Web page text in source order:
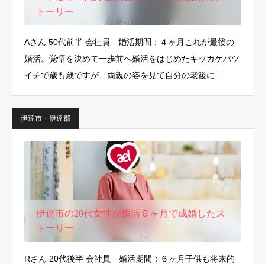
トーリー
Aさん 50代前半 会社員 婚活期間：４ヶ月これが最後の
婚活。覚悟を決めて一歩前へ婚活をはじめたキッカケバツ
イチで歳も歳ですが、両親の姿を見て自分の老後に…
伊達市・伊達郡
伊達市の20代女性が婚活６ヶ月で成婚したス
トーリー
Rさん 20代後半 会社員 婚活期間：６ヶ月子供も将来的